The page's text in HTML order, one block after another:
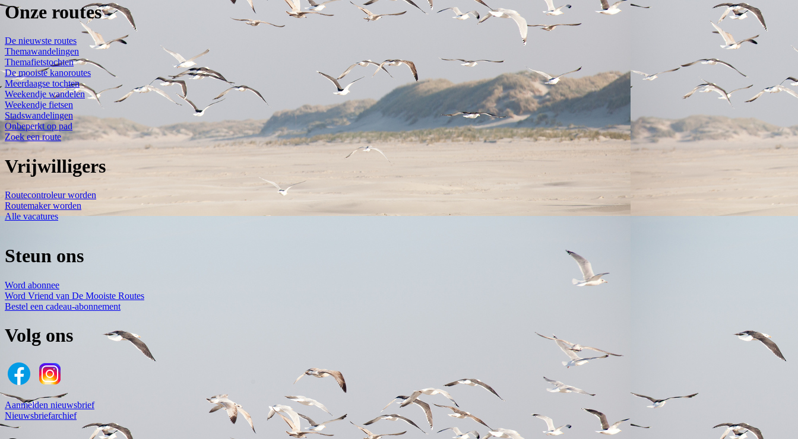
Onze routes
De nieuwste routes
Themawandelingen
Themafietstochten
De mooiste kanoroutes
Meerdaagse tochten
Weekendje wandelen
Weekendje fietsen
Stadswandelingen
Onbeperkt op pad
Zoek een route
Vrijwilligers
Routecontroleur worden
Routemaker worden
Alle vacatures
Steun ons
Word abonnee
Word Vriend van De Mooiste Routes
Bestel een cadeau-abonnement
Volg ons
Aanmelden nieuwsbrief
Nieuwsbriefarchief